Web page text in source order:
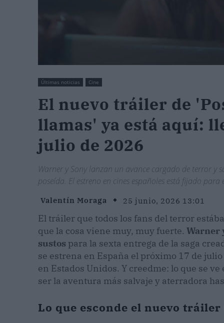
Últimas noticias Cine
El nuevo tráiler de
llamas' ya está aquí:
julio de 2026
Warner y Sony lanzan un avance cargado de terror
poseída. El estreno en cines españoles está fijado para
Valentín Moraga 25 junio, 2026 13:01
El tráiler que todos los fans del terror
que la cosa viene muy, muy fuerte. Warner
sustos para la sexta entrega de la saga
se estrena en España el próximo 17 de
en Estados Unidos. Y creedme: lo que se
ser la aventura más salvaje y aterradora
Lo que esconde el nuevo